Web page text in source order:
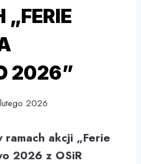
2026”
2026
akcji „Ferie
2026 z OSiR